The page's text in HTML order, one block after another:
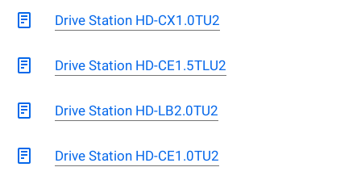
Drive Station HD-CX1.0TU2
Drive Station HD-CE1.5TLU2
Drive Station HD-LB2.0TU2
Drive Station HD-CE1.0TU2